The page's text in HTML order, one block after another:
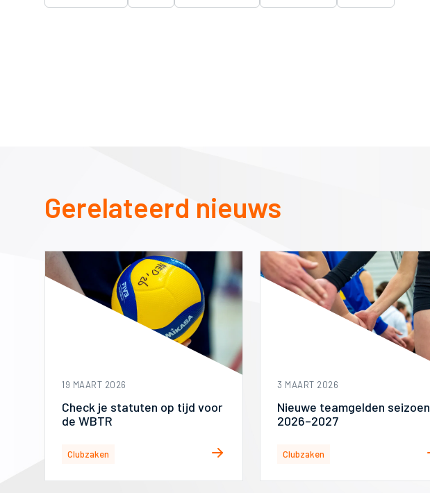
Gerelateerd nieuws
19 MAART 2026
Check je statuten op tijd voor
de WBTR
Clubzaken
3 MAART 2026
Nieuwe teamgelden seizoen
2026–2027
Clubzaken